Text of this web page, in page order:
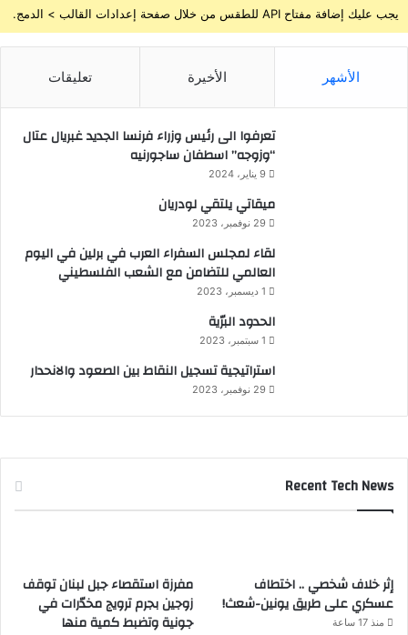
يجب عليك إضافة مفتاح API للطقس من خلال صفحة إعدادات القالب > الدمج.
الأشهر الأخيرة تعليقات
تعرفوا الى رئيس وزراء فرنسا الجديد غبريال عتال
“وزوجه” اسطفان ساجورنيه
9 يناير، 2024
ميقاتي يلتقي لودريان
29 نوفمبر، 2023
لقاء لمجلس السفراء العرب في برلين في اليوم
العالمي للتضامن مع الشعب الفلسطيني
1 ديسمبر، 2023
الحدود البرّية
1 سبتمبر، 2023
استراتيجية تسجيل النقاط بين الصعود والانحدار
29 نوفمبر، 2023
Recent Tech News
إثر خلاف شخصي .. اختطاف
عسكري على طريق يونين-شعث!
منذ 17 ساعة
مفرزة استقصاء جبل لبنان توقف
زوجين بجرم ترويج مخدّرات في
جونية وتضبط كمية منها